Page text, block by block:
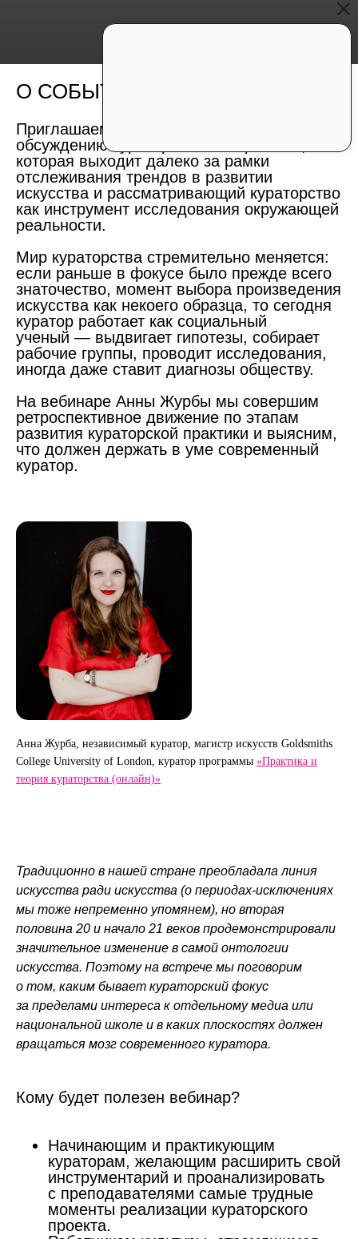
О СОБЫТИИ
Приглашаем на вебинар, посвященный
обсуждению кураторства как практики,
которая выходит далеко за рамки
отслеживания трендов в развитии
искусства и рассматривающий кураторство
как инструмент исследования окружающей
реальности.
Мир кураторства стремительно меняется:
если раньше в фокусе было прежде всего
знаточество, момент выбора произведения
искусства как некоего образца, то сегодня
куратор работает как социальный
ученый — выдвигает гипотезы, собирает
рабочие группы, проводит исследования,
иногда даже ставит диагнозы обществу.
На вебинаре Анны Журбы мы совершим
ретроспективное движение по этапам
развития кураторской практики и выясним,
что должен держать в уме современный
куратор.
Анна Журба, независимый куратор, магистр искусств Goldsmiths
College University of London, куратор программы «Практика и
теория кураторства (онлайн)»
Традиционно в нашей стране преобладала линия
искусства ради искусства (о периодах-исключениях
мы тоже непременно упомянем), но вторая
половина 20 и начало 21 веков продемонстрировали
значительное изменение в самой онтологии
искусства. Поэтому на встрече мы поговорим
о том, каким бывает кураторский фокус
за пределами интереса к отдельному медиа или
национальной школе и в каких плоскостях должен
вращаться мозг современного куратора.
Кому будет полезен вебинар?
Начинающим и практикующим
кураторам, желающим расширить свой
инструментарий и проанализировать
с преподавателями самые трудные
моменты реализации кураторского
проекта.